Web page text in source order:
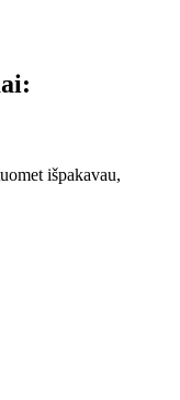
išpakavau,